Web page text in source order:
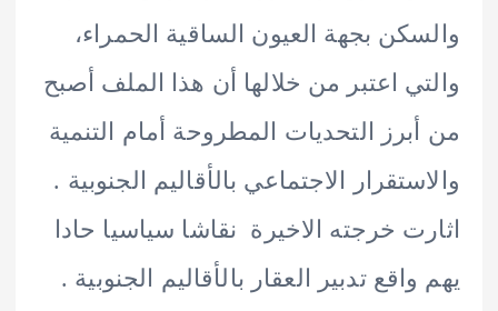
بجهة العيون الساقية الحمراء،
اعتبر من خلالها أن هذا الملف أصبح
التحديات المطروحة أمام التنمية
الاجتماعي بالأقاليم الجنوبية .
خرجته الاخيرة نقاشا سياسيا حادا
تدبير العقار بالأقاليم الجنوبية .